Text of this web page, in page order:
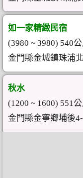
如一家精緻民宿
(3980 ~ 3980) 540
金門縣金城鎮珠浦
秋水
(1200 ~ 1600) 551
金門縣金寧鄉埔後